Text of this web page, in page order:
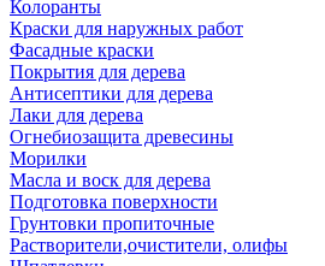
Колоранты
Краски для наружных работ
Фасадные краски
Покрытия для дерева
Антисептики для дерева
Лаки для дерева
Огнебиозащита древесины
Морилки
Масла и воск для дерева
Подготовка поверхности
Грунтовки пропиточные
Растворители,очистители, олифы